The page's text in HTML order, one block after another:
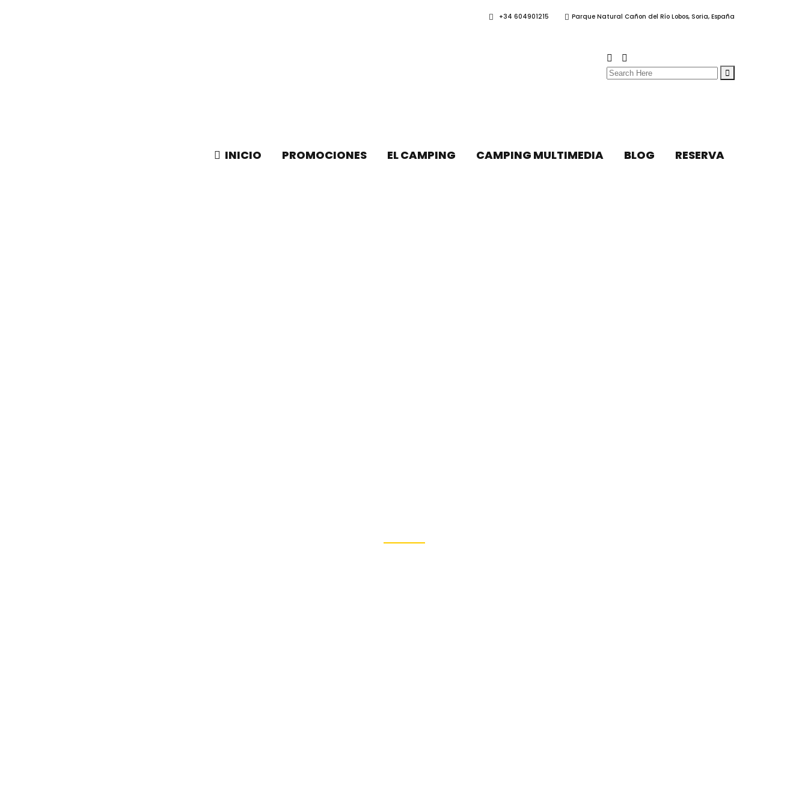
+34 604901215 Parque Natural Cañon del Río Lobos, Soria, España
Search
INICIO PROMOCIONES EL CAMPING CAMPING MULTIMEDIA BLOG RESERVA